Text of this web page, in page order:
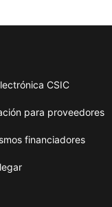
CSIC
para proveedores
financiadores